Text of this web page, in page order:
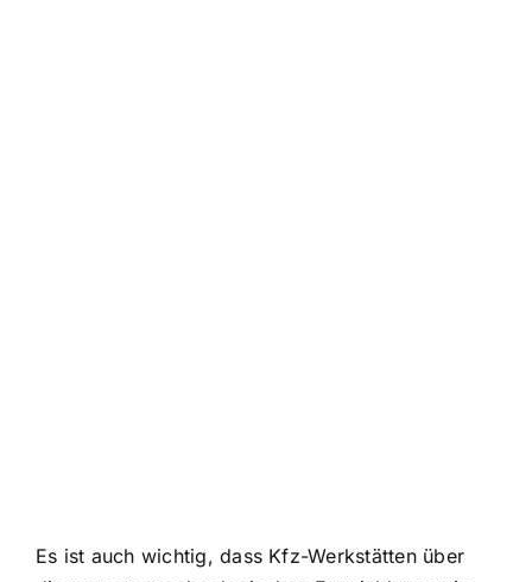
Es ist auch wichtig, dass Kfz-Werkstätten über